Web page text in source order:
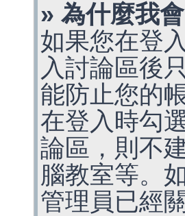
» 為什麼我
如果您在登
入討論區後
能防止您的
在登入時勾
論區，則不
腦教室等。
管理員已經